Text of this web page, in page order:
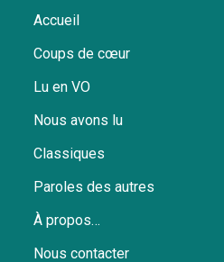
Accueil
Coups de cœur
Lu en VO
Nous avons lu
Classiques
Paroles des autres
À propos…
Nous contacter